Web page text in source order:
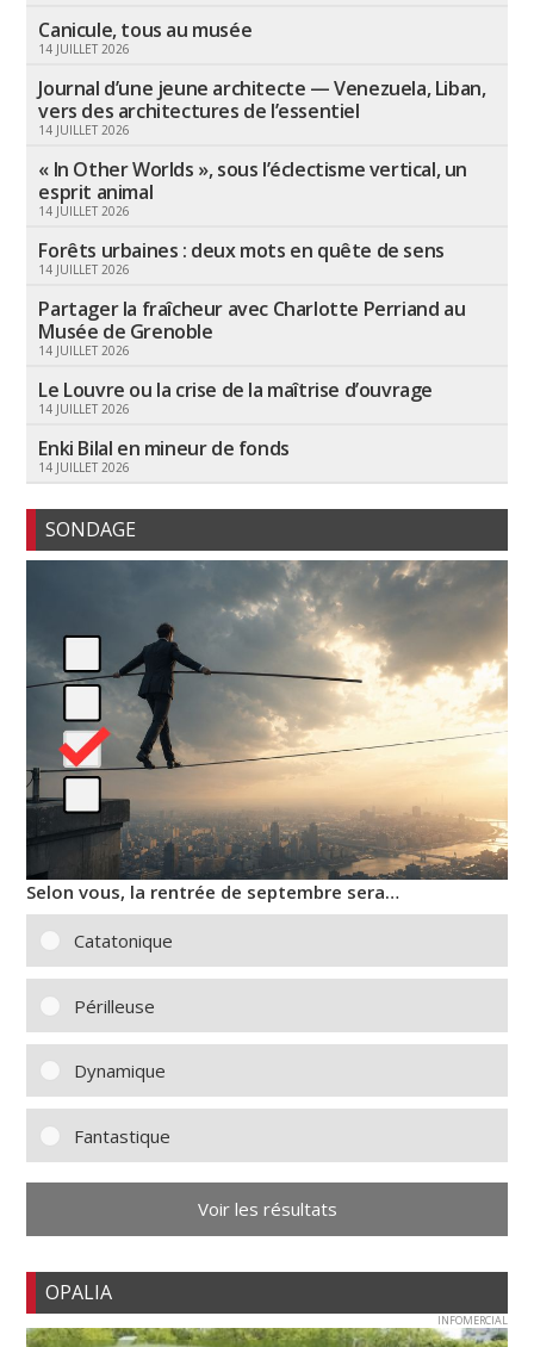
Canicule, tous au musée
14 JUILLET 2026
Journal d’une jeune architecte — Venezuela, Liban,
vers des architectures de l’essentiel
14 JUILLET 2026
« In Other Worlds », sous l’éclectisme vertical, un
esprit animal
14 JUILLET 2026
Forêts urbaines : deux mots en quête de sens
14 JUILLET 2026
Partager la fraîcheur avec Charlotte Perriand au
Musée de Grenoble
14 JUILLET 2026
Le Louvre ou la crise de la maîtrise d’ouvrage
14 JUILLET 2026
Enki Bilal en mineur de fonds
14 JUILLET 2026
SONDAGE
Selon vous, la rentrée de septembre sera…
Catatonique
Périlleuse
Dynamique
Fantastique
Voir les résultats
OPALIA
INFOMERCIAL